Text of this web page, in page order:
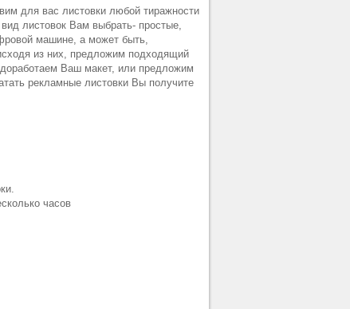
для вас листовки любой тиражности
листовок Вам выбрать- простые,
машине, а может быть,
из них, предложим подходящий
Ваш макет, или предложим
рекламные листовки Вы получите
часов